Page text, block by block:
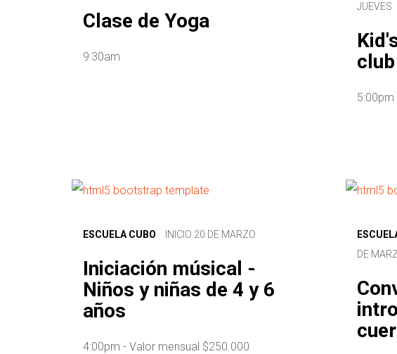
Clase de Yoga
9:30am
JUEVES
ESCUELA CUBO INICIO 20 DE MARZO
Iniciación músical -
Niños y niñas de 4 y 6
años
4:00pm - Valor mensual $250.000
DE